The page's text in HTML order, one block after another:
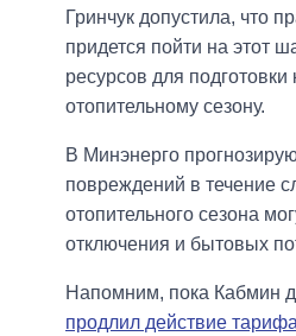
Гринчук допустила, что
придется пойти на этот
ресурсов для
отопительному сезону.
В Минэнерго
повреждений в течение
отопительного сезона
отключения и бытовых
Напомним, пока Кабмин
продлил действие